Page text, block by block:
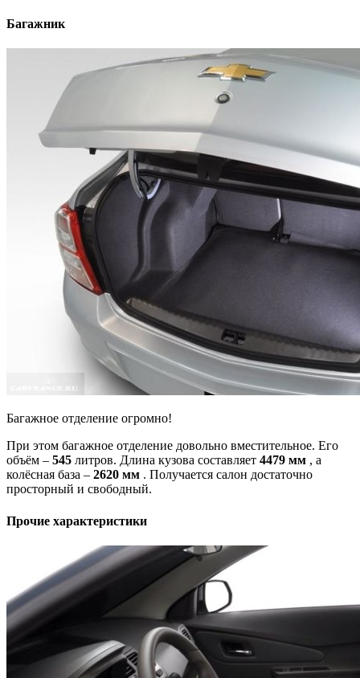
Багажник
Багажное отделение огромно!
При этом багажное отделение довольно вместительное. Его
объём – 545 литров. Длина кузова составляет 4479 мм , а
колёсная база – 2620 мм . Получается салон достаточно
просторный и свободный.
Прочие характеристики